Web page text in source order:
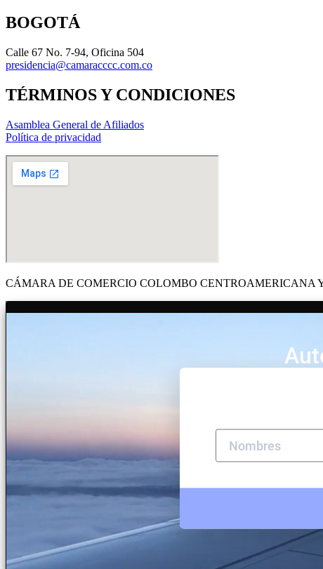
BOGOTÁ
Calle 67 No. 7-94, Oficina 504
presidencia@camaracccc.com.co
TÉRMINOS Y CONDICIONES
Asamblea General de Afiliados
Política de privacidad
CÁMARA DE COMERCIO COLOMBO CENTROAMERICANA Y